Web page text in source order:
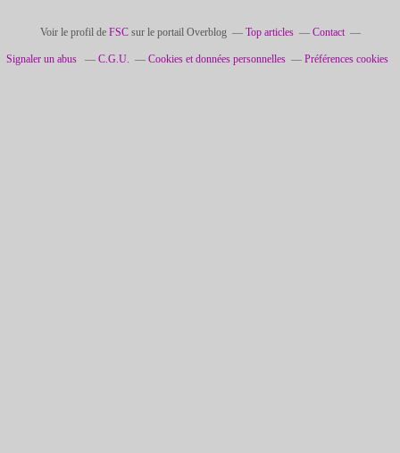
Voir le profil de FSCsur le portail Overblog Top articles Contact
Signaler un abus C.G.U. Cookies et données personnelles Préférences cookies